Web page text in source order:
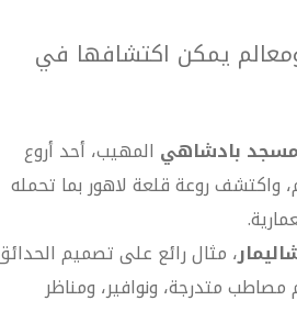
يمكن اكتشافها في
مسجد بادشاهي المهيب، أحد أروع
واكتشف روعة قلعة لاهور بما تحمله
، مثال رائع على تصميم
متدرجة، ونوافير، ومناظر